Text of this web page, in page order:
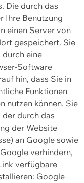
Die durch das
Ihre Benutzung
einen Server von
gespeichert. Sie
durch eine
Software
hin, dass Sie in
Funktionen
nutzen können. Sie
der durch das
der Website
an Google sowie
verhindern,
verfügbare
Google